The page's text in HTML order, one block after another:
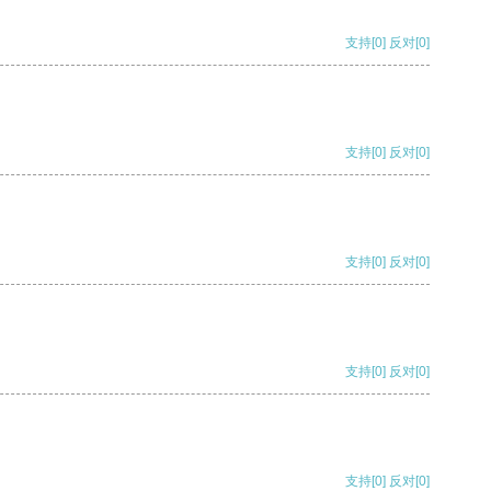
支持[0] 反对[0]
支持[0] 反对[0]
支持[0] 反对[0]
支持[0] 反对[0]
支持[0] 反对[0]